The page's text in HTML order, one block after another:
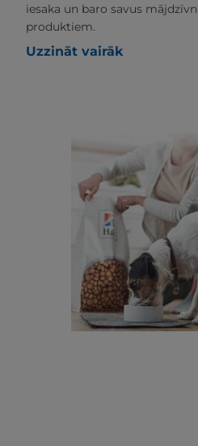
iesaka un baro savus
produktiem.
Uzzināt vairāk